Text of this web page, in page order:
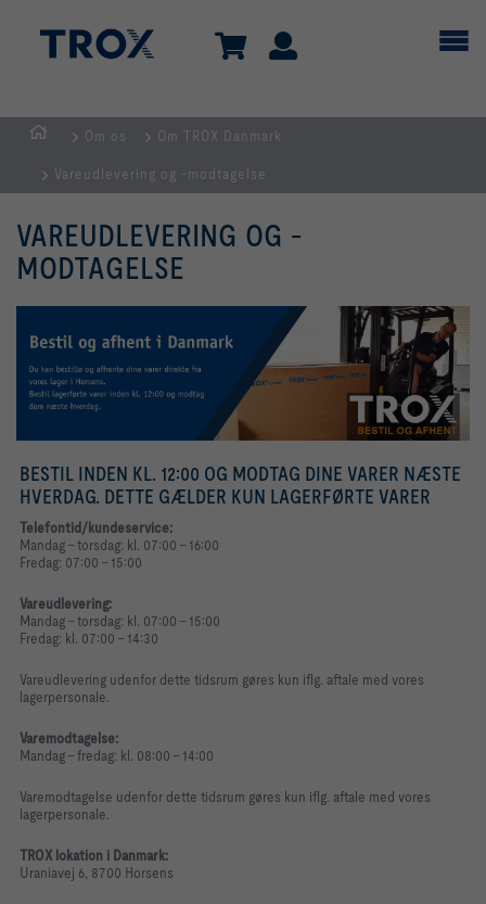
Om os Om TROX Danmark
Vareudlevering og -modtagelse
VAREUDLEVERING OG -
MODTAGELSE
BESTIL INDEN KL. 12:00 OG MODTAG DINE VARER NÆSTE
HVERDAG. DETTE GÆLDER KUN LAGERFØRTE VARER
Telefontid/kundeservice:
Mandag - torsdag: kl. 07:00 - 16:00
Fredag: 07:00 - 15:00
Vareudlevering:
Mandag - torsdag: kl. 07:00 - 15:00
Fredag: kl. 07:00 - 14:30
Vareudlevering udenfor dette tidsrum gøres kun iflg. aftale med vores
lagerpersonale.
Varemodtagelse:
Mandag - fredag: kl. 08:00 - 14:00
Varemodtagelse udenfor dette tidsrum gøres kun iflg. aftale med vores
lagerpersonale.
TROX lokation i Danmark:
Uraniavej 6, 8700 Horsens